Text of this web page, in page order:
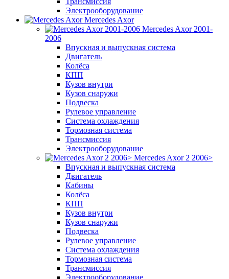
Электрооборудование
Mercedes Axor
Mercedes Axor 2001-
2006
Впускная и выпускная система
Двигатель
Колёса
КПП
Кузов внутри
Кузов снаружи
Подвеска
Рулевое управление
Система охлаждения
Тормозная система
Трансмиссия
Электрооборудование
Mercedes Axor 2 2006>
Впускная и выпускная система
Двигатель
Кабины
Колёса
КПП
Кузов внутри
Кузов снаружи
Подвеска
Рулевое управление
Система охлаждения
Тормозная система
Трансмиссия
Электрооборудование